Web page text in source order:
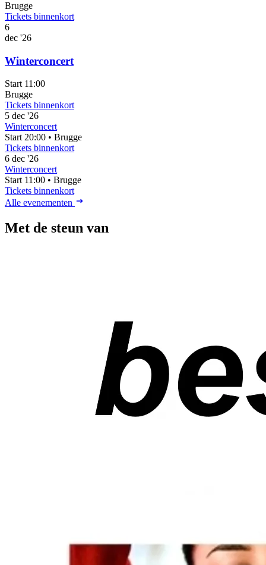
Brugge
Tickets binnenkort
6
dec '26
Winterconcert
Start 11:00
Brugge
Tickets binnenkort
5 dec '26
Winterconcert
Start 20:00 • Brugge
Tickets binnenkort
6 dec '26
Winterconcert
Start 11:00 • Brugge
Tickets binnenkort
Alle evenementen
Met de steun van